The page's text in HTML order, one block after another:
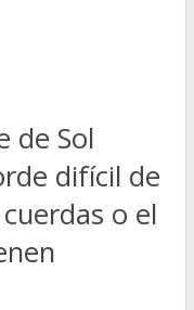
de Sol
difícil de
o el